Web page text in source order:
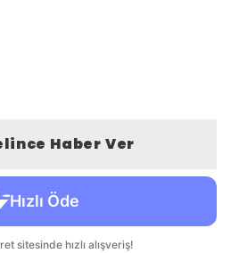
Haber Ver